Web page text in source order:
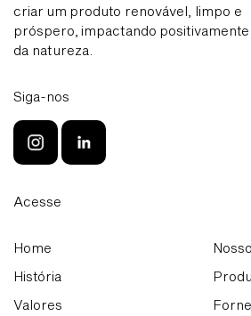
criar um produto renovável, limpo e
próspero, impactando positivamente
da natureza.
Siga-nos
Acesse
Home
História
Valores